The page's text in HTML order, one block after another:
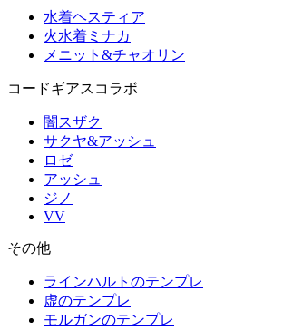
水着ヘスティア
火水着ミナカ
メニット&チャオリン
コードギアスコラボ
闇スザク
サクヤ&アッシュ
ロゼ
アッシュ
ジノ
VV
その他
ラインハルトのテンプレ
虚のテンプレ
モルガンのテンプレ